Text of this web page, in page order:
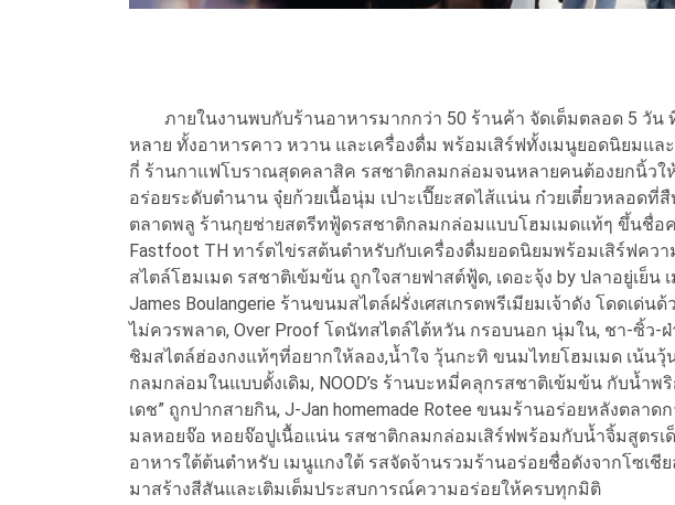
ภายในงานพบกับร้านอาหารมากกว่า 50 ร้านค้า จัดเต็มตลอด 5 วัน
หลาย ทั้งอาหารคาว หวาน และเครื่องดื่ม พร้อมเสิร์ฟทั้งเมนูยอดนิยมและ
กี่ ร้านกาแฟโบราณสุดคลาสิค รสชาติกลมกล่อมจนหลายคนต้องยกนิ้วใ
อร่อยระดับตำนาน จุ๋ยก้วยเนื้อนุ่ม เปาะเปี๊ยะสดไส้แน่น ก๋วยเตี๋ยวหลอด
ตลาดพลู ร้านกุยช่ายสตรีทฟู้ดรสชาติกลมกล่อมแบบโฮมเมดแท้ๆ ขึ้นชื่อ
Fastfoot TH ทาร์ตไข่รสต้นตำหรับกับเครื่องดื่มยอดนิยมพร้อมเสิร์ฟความ
สไตล์โฮมเมด รสชาติเข้มข้น ถูกใจสายฟาสต์ฟู้ด, เดอะจุ้ง by ปลาอยู่เย็น
James Boulangerie ร้านขนมสไตล์ฝรั่งเศสเกรดพรีเมียมเจ้าดัง โดดเ
ไม่ควรพลาด, Over Proof โดนัทสไตล์ไต้หวัน กรอบนอก นุ่มใน, ชา-ซิ้ว-
ชิมสไตล์ฮ่องกงแท้ๆที่อยากให้ลอง,น้ำใจ วุ้นกะทิ ขนมไทยโฮมเมด เน้น
กลมกล่อมในแบบดั้งเดิม, NOOD’s ร้านบะหมี่คลุกรสชาติเข้มข้น กับน้ำพ
เดช” ถูกปากสายกิน, J-Jan homemade Rotee ขนมร้านอร่อยหลังตลา
มลหอยจ๊อ หอยจ๊อปูเนื้อแน่น รสชาติกลมกล่อมเสิร์ฟพร้อมกับน้ำจิ้มสูตรเ
อาหารใต้ต้นตำหรับ เมนูแกงใต้ รสจัดจ้านรวมร้านอร่อยชื่อดังจากโซเ
มาสร้างสีสันและเติมเต็มประสบการณ์ความอร่อยให้ครบทุกมิติ